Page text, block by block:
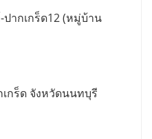
ากเกร็ด12 (หมู่บ้าน
กร็ด จังหวัดนนทบุรี